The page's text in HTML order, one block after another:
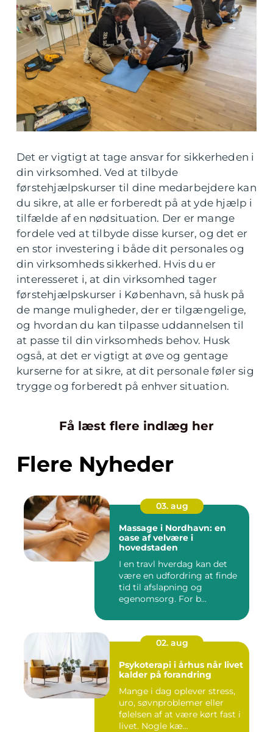
Det er vigtigt at tage ansvar for sikkerheden i
din virksomhed. Ved at tilbyde
førstehjælpskurser til dine medarbejdere kan
du sikre, at alle er forberedt på at yde hjælp i
tilfælde af en nødsituation. Der er mange
fordele ved at tilbyde disse kurser, og det er
en stor investering i både dit personales og
din virksomheds sikkerhed. Hvis du er
interesseret i, at din virksomhed tager
førstehjælpskurser i København, så husk på
de mange muligheder, der er tilgængelige,
og hvordan du kan tilpasse uddannelsen til
at passe til din virksomheds behov. Husk
også, at det er vigtigt at øve og gentage
kurserne for at sikre, at dit personale føler sig
trygge og forberedt på enhver situation.
Få læst flere indlæg her
Flere Nyheder
03. aug
Massage i Nordhavn: en
oase af velvære i
hovedstaden
I en travl hverdag kan det
være en udfordring at finde
tid til afslapning og
egenomsorg. For b...
02. aug
Psykoterapi i århus når livet
kalder på forandring
Mange i dag oplever stress,
uro, søvnproblemer eller
følelsen af at være kørt fast i
livet. Nogle kæ...